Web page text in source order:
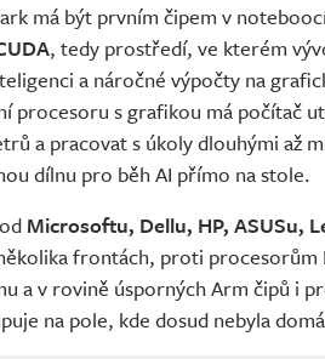
má být prvním čipem v
, tedy prostředí, ve kterém
a náročné výpočty na
procesoru s grafikou má počítač
a pracovat s úkoly dlouhými až
dílnu pro běh AI přímo na stole.
Microsoftu, Dellu, HP, ASUSu,
frontách, proti procesorům
a v rovině úsporných Arm čipů i
na pole, kde dosud nebyla